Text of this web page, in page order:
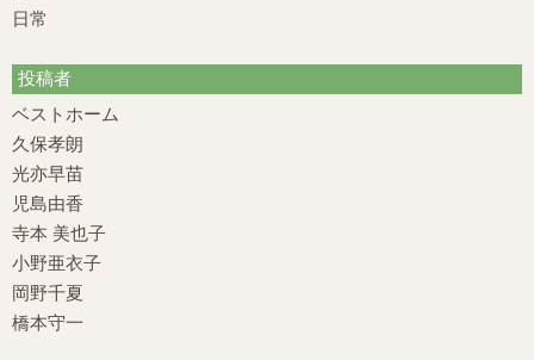
日常
投稿者
ベストホーム
久保孝朗
光亦早苗
児島由香
寺本 美也子
小野亜衣子
岡野千夏
橋本守一